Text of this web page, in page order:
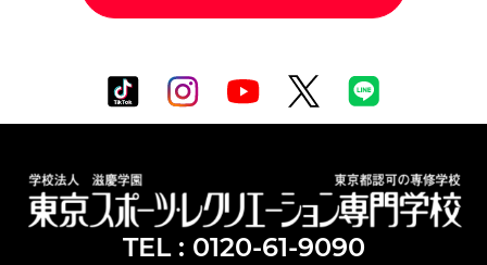
TEL : 0120-61-9090